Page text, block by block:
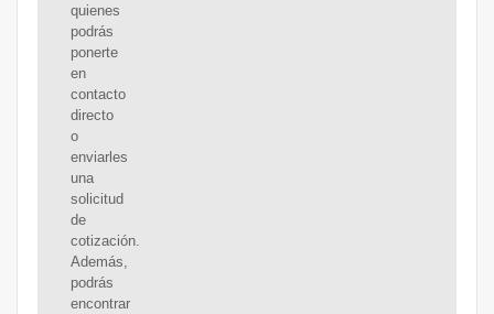
quienes
podrás
ponerte
en
contacto
directo
o
enviarles
una
solicitud
de
cotización.
Además,
podrás
encontrar